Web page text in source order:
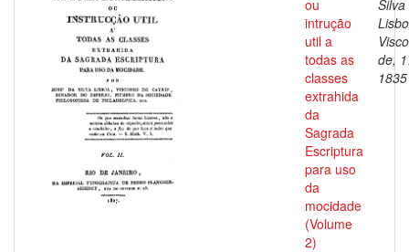
ou
intrução
util a
todas as
classes
extrahida
da
Sagrada
Escriptura
para uso
da
mocidade
(Volume
2)
Silva
de,
1835